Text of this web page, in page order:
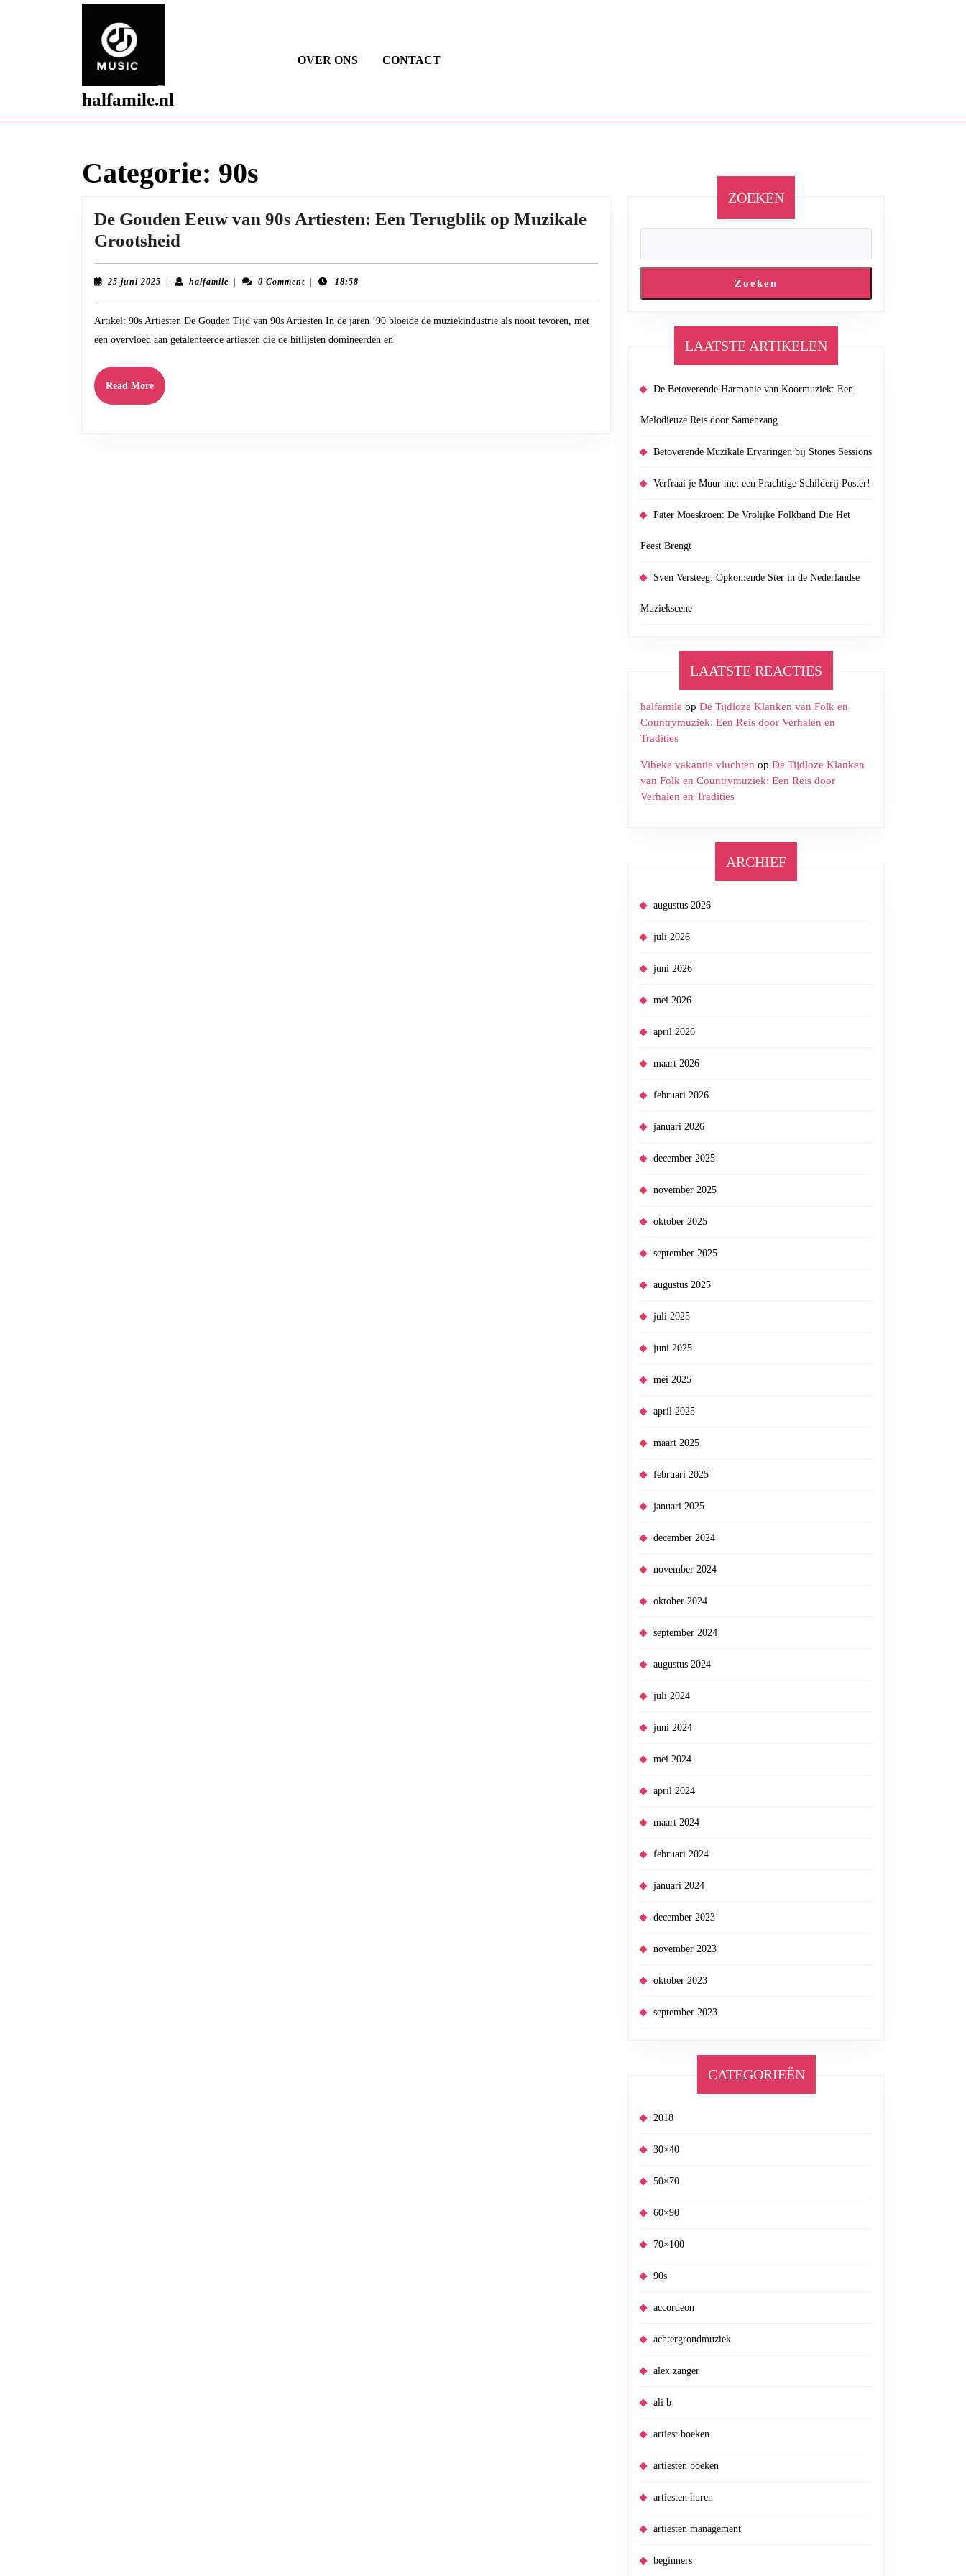
halfamile.nl
OVER ONS CONTACT
Categorie: 90s
De Gouden Eeuw van 90s Artiesten: Een Terugblik op Muzikale
Grootsheid
Gouden
Eeuw
van
90s
Artiesten:
25 juni 2025 25
halfamile halfamile0 Comment 18:58
Artikel: 90s Artiesten De Gouden Tijd van 90s Artiesten In de jaren ’90 bloeide de muziekindustrie als nooit tevoren, met
een overvloed aan getalenteerde artiesten die de hitlijsten domineerden en
Read MoreRead
More
ZOEKEN
Zoeken
LAATSTE ARTIKELEN
De Betoverende Harmonie van Koormuziek: Een
Melodieuze Reis door Samenzang
Betoverende Muzikale Ervaringen bij Stones Sessions
Verfraai je Muur met een Prachtige Schilderij Poster!
Pater Moeskroen: De Vrolijke Folkband Die Het
Feest Brengt
Sven Versteeg: Opkomende Ster in de Nederlandse
Muziekscene
LAATSTE REACTIES
halfamile op De Tijdloze Klanken van Folk en
Countrymuziek: Een Reis door Verhalen en
Tradities
Vibeke vakantie vluchten op De Tijdloze Klanken
van Folk en Countrymuziek: Een Reis door
Verhalen en Tradities
ARCHIEF
augustus 2026
juli 2026
juni 2026
mei 2026
april 2026
maart 2026
februari 2026
januari 2026
december 2025
november 2025
oktober 2025
september 2025
augustus 2025
juli 2025
juni 2025
mei 2025
april 2025
maart 2025
februari 2025
januari 2025
december 2024
november 2024
oktober 2024
september 2024
augustus 2024
juli 2024
juni 2024
mei 2024
april 2024
maart 2024
februari 2024
januari 2024
december 2023
november 2023
oktober 2023
september 2023
CATEGORIEËN
2018
30×40
50×70
60×90
70×100
90s
accordeon
achtergrondmuziek
alex zanger
ali b
artiest boeken
artiesten boeken
artiesten huren
artiesten management
beginners